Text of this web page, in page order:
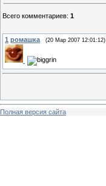
Всего комментариев: 1
1 ромашка (20 Мар 2007 12:01:12)
Полная версия сайта